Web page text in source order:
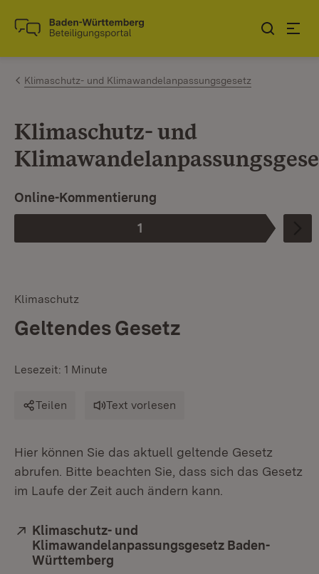
Zum Inhalt springen
Link zur Startseite
Klimaschutz- und Klimawandelanpassungsgesetz
Klimaschutz- und
Phase
1
:
Online-Kommentierung
Klimaschutz
Geltendes Gesetz
Lesezeit: 1 Minute
Teilen Text vorlesen
Hier können Sie das aktuell geltende Gesetz
abrufen. Bitte beachten Sie, dass sich das Gesetz
im Laufe der Zeit auch ändern kann.
Extern:
Klimaschutz- und
Klimawandelanpassungsgesetz Baden-
Württemberg